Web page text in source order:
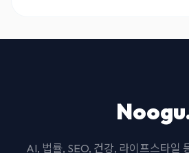
AI, 법률, SEO, 건강, 라이프스타일